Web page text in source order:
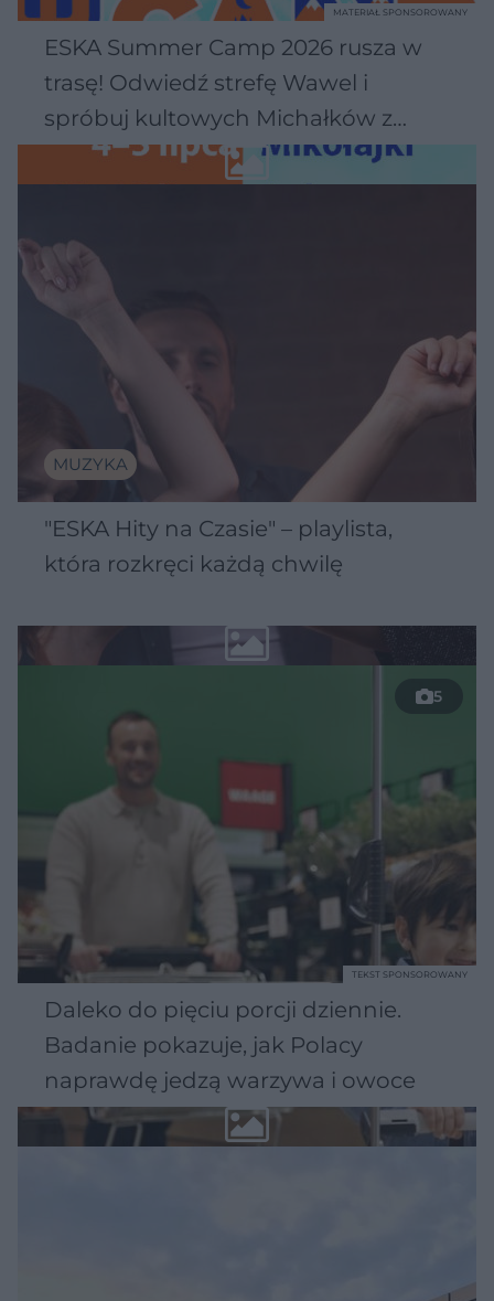
ESKA Summer Camp 2026 rusza w
trasę! Odwiedź strefę Wawel i
spróbuj kultowych Michałków z
Wawelu
MATERIAŁ SPONSOROWANY
MUZYKA
"ESKA Hity na Czasie" – playlista,
która rozkręci każdą chwilę
5
Daleko do pięciu porcji dziennie.
Badanie pokazuje, jak Polacy
naprawdę jedzą warzywa i owoce
TEKST SPONSOROWANY